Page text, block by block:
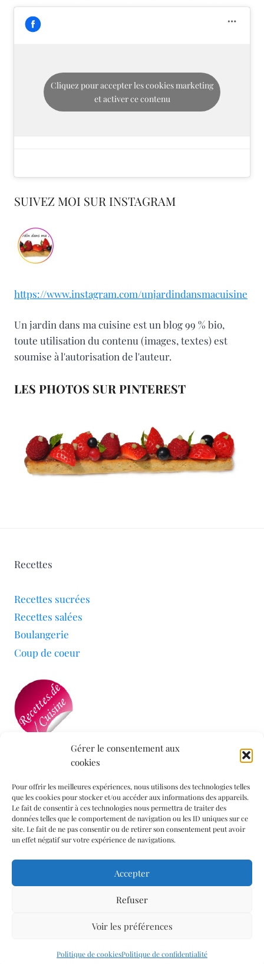
Gérer le consentement aux
cookies
Pour offrir les meilleures expériences, nous utilisons des technologies telles
que les cookies pour stocker et/ou accéder aux informations des appareils.
Le fait de consentir à ces technologies nous permettra de traiter des
données telles que le comportement de navigation ou les ID uniques sur ce
site. Le fait de ne pas consentir ou de retirer son consentement peut avoir
un effet négatif sur votre expérience de navigations.
Accepter
Refuser
Voir les préférences
Politique de cookiesPolitique de confidentialité
Cliquez pour accepter les cookies marketing
et activer ce contenu
SUIVEZ MOI SUR INSTAGRAM
https://www.instagram.com/unjardindansmacuisine
Un jardin dans ma cuisine est un blog 99 % bio,
toute utilisation du contenu (images, textes) est
soumise à l'autorisation de l'auteur.
LES PHOTOS SUR PINTEREST
Recettes
Recettes sucrées
Recettes salées
Boulangerie
Coup de coeur
Mon blog a été sélectionné par le site
Informations légales
Mentions légales
Politique de confidentialité
Politique de cookies (UE)
© 2026 Un jardin dans ma cuisine Thème WordPress par Kadence